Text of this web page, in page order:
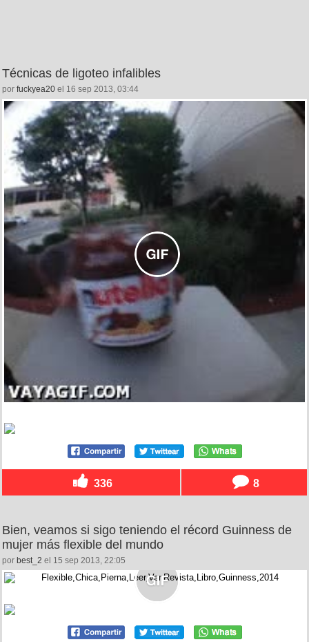
Técnicas de ligoteo infalibles
por fuckyea20 el 16 sep 2013, 03:44
336 8
Bien, veamos si sigo teniendo el récord Guinness de
mujer más flexible del mundo
por best_2 el 15 sep 2013, 22:05